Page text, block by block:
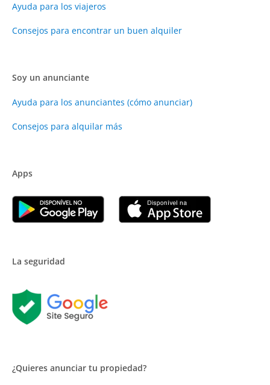
Ayuda para los viajeros
Consejos para encontrar un buen alquiler
Soy un anunciante
Ayuda para los anunciantes (cómo anunciar)
Consejos para alquilar más
Apps
La seguridad
¿Quieres anunciar tu propiedad?